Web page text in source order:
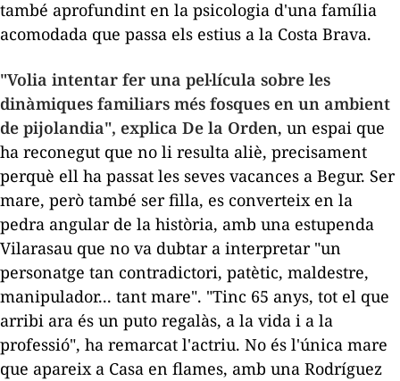
també aprofundint en la psicologia d'una família
acomodada que passa els estius a la Costa Brava.
"Volia intentar fer una pel·lícula sobre les
dinàmiques familiars més fosques en un ambient
de pijolandia", explica De la Orden, un espai que
ha reconegut que no li resulta aliè, precisament
perquè ell ha passat les seves vacances a Begur. Ser
mare, però també ser filla, es converteix en la
pedra angular de la història, amb una estupenda
Vilarasau que no va dubtar a interpretar "un
personatge tan contradictori, patètic, maldestre,
manipulador... tant mare". "Tinc 65 anys, tot el que
arribi ara és un puto regalàs, a la vida i a la
professió", ha remarcat l'actriu. No és l'única mare
que apareix a Casa en flames, amb una Rodríguez